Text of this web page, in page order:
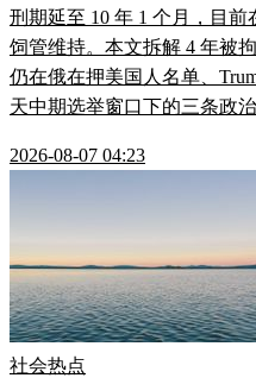
刑期延至 10 年 1 个月，目
饲管维持。本文拆解 4 年被
仍在俄在押美国人名单、
天中期选举窗口下的三条政治
2026-08-07 04:23
社会热点